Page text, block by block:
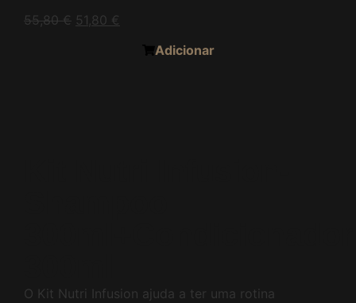
55,80€ 51,80 €
Adicionar
O Kit Nutri Infusion ajuda a ter uma rotina